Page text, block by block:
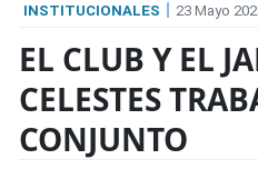
INSTITUCIONALES 23 Mayo
EL CLUB Y EL
CELESTES
CONJUNTO